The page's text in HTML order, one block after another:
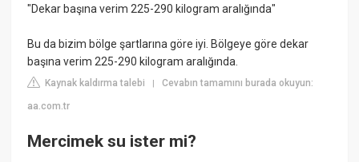
"Dekar başına verim 225-290 kilogram aralığında"
Bu da bizim bölge şartlarına göre iyi. Bölgeye göre dekar
başına verim 225-290 kilogram aralığında.
Kaynak kaldırma talebi |Cevabın tamamını burada okuyun:
aa.com.tr
Mercimek su ister mi?